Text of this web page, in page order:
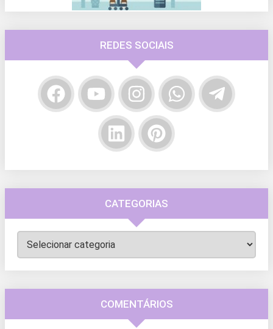
REDES SOCIAIS
CATEGORIAS
Categorias
COMENTÁRIOS